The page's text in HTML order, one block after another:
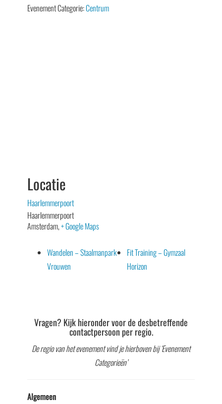
Evenement Categorie:Centrum
Locatie
Haarlemmerpoort
Haarlemmerpoort
Amsterdam,+ Google Maps
Wandelen – Staalmanpark
Vrouwen
Fit Training – Gymzaal
Horizon
Vragen? Kijk hieronder voor de desbetreffende
contactpersoon per regio.
De regio van het evenement vind je hierboven bij ‘Evenement
Categorieën’
Algemeen